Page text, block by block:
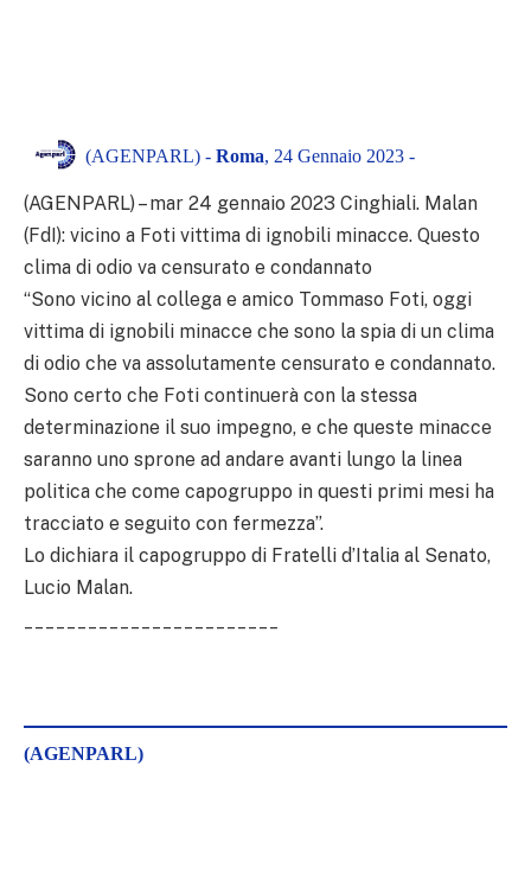
(AGENPARL) - Roma, 24 Gennaio 2023 -
(AGENPARL) – mar 24 gennaio 2023 Cinghiali. Malan
(FdI): vicino a Foti vittima di ignobili minacce. Questo
clima di odio va censurato e condannato
“Sono vicino al collega e amico Tommaso Foti, oggi
vittima di ignobili minacce che sono la spia di un clima
di odio che va assolutamente censurato e condannato.
Sono certo che Foti continuerà con la stessa
determinazione il suo impegno, e che queste minacce
saranno uno sprone ad andare avanti lungo la linea
politica che come capogruppo in questi primi mesi ha
tracciato e seguito con fermezza”.
Lo dichiara il capogruppo di Fratelli d’Italia al Senato,
Lucio Malan.
(AGENPARL)